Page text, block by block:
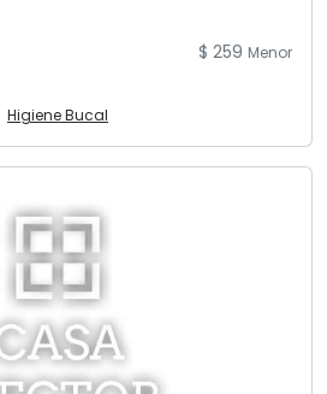
$ 259 Menor
Higiene Bucal